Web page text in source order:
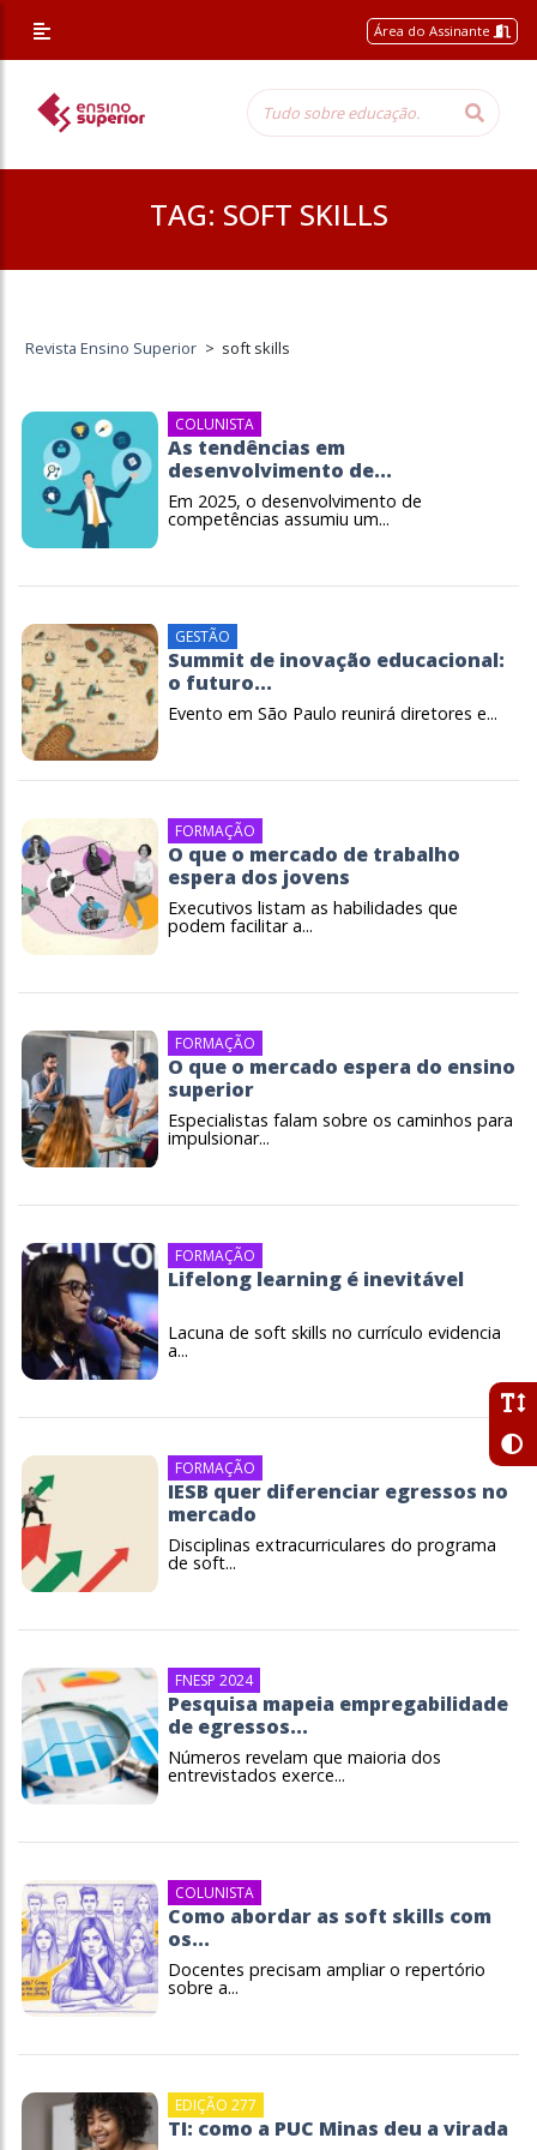
Área do Assinante
TAG: SOFT SKILLS
Revista Ensino Superior > soft skills
COLUNISTA
As tendências em
desenvolvimento de...
Em 2025, o desenvolvimento de
competências assumiu um...
GESTÃO
Summit de inovação educacional:
o futuro...
Evento em São Paulo reunirá diretores e...
FORMAÇÃO
O que o mercado de trabalho
espera dos jovens
Executivos listam as habilidades que
podem facilitar a...
FORMAÇÃO
O que o mercado espera do ensino
superior
Especialistas falam sobre os caminhos para
impulsionar...
FORMAÇÃO
Lifelong learning é inevitável
Lacuna de soft skills no currículo evidencia
a...
FORMAÇÃO
IESB quer diferenciar egressos no
mercado
Disciplinas extracurriculares do programa
de soft...
FNESP 2024
Pesquisa mapeia empregabilidade
de egressos...
Números revelam que maioria dos
entrevistados exerce...
COLUNISTA
Como abordar as soft skills com
os...
Docentes precisam ampliar o repertório
sobre a...
EDIÇÃO 277
TI: como a PUC Minas deu a virada